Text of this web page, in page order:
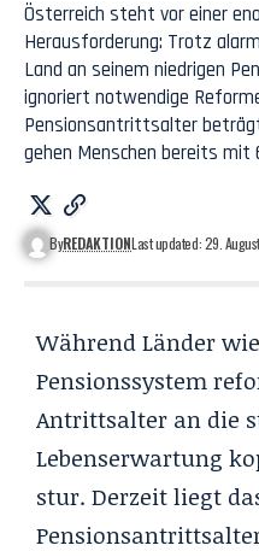
Österreich steht vor einer
Herausforderung: Trotz
Land an seinem niedrigen
ignoriert notwendige
Pensionsantrittsalter
gehen Menschen bereits mit
ByREDAKTIONLast updated: 29.
Während Länder
Pensionssystem
Antrittsalter an die
Lebenserwartung
stur. Derzeit liegt